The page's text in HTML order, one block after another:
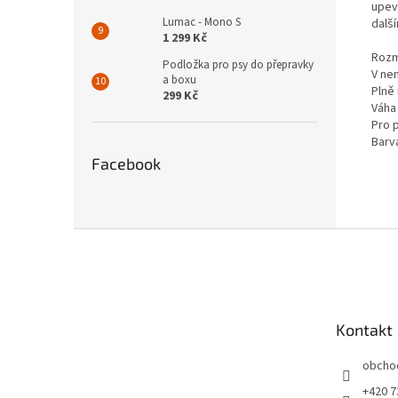
Lumac - Mono S
1 299 Kč
Podložka pro psy do přepravky
a boxu
299 Kč
Facebook
V
Plně
Pro
Kontakt
+420